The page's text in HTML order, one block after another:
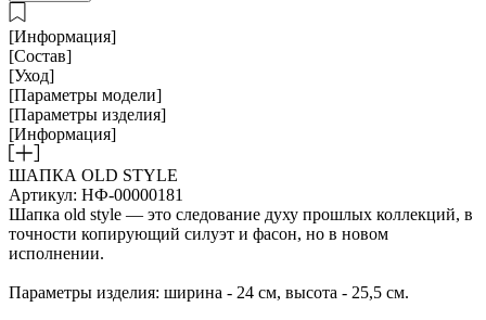
[Информация]
[Состав]
[Уход]
[Параметры модели]
[Параметры изделия]
[Информация]
ШАПКА OLD STYLE
Артикул: НФ-00000181
Шапка old style — это следование духу прошлых коллекций, в
точности копирующий силуэт и фасон, но в новом
исполнении.
Параметры изделия: ширина - 24 см, высота - 25,5 см.